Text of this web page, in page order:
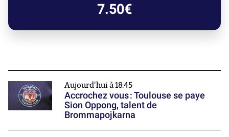
7.50€
Aujourd'hui à 18:45
Accrochez vous : Toulouse se paye
Sion Oppong, talent de
Brommapojkarna